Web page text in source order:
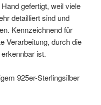
gefertigt, weil viele
detailliert sind und
Kennzeichnend für
Verarbeitung, durch die
ist.
925er-Sterlingsilber